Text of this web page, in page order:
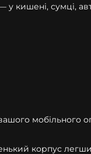
кишені, сумці,
мобільного
корпус